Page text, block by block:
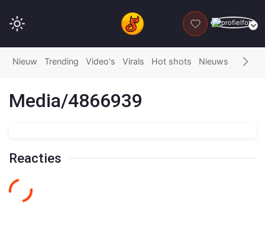
DONEER
Nieuw Trending Video's Virals Hot shots Nieuws Fails
Media/4866939
Reacties